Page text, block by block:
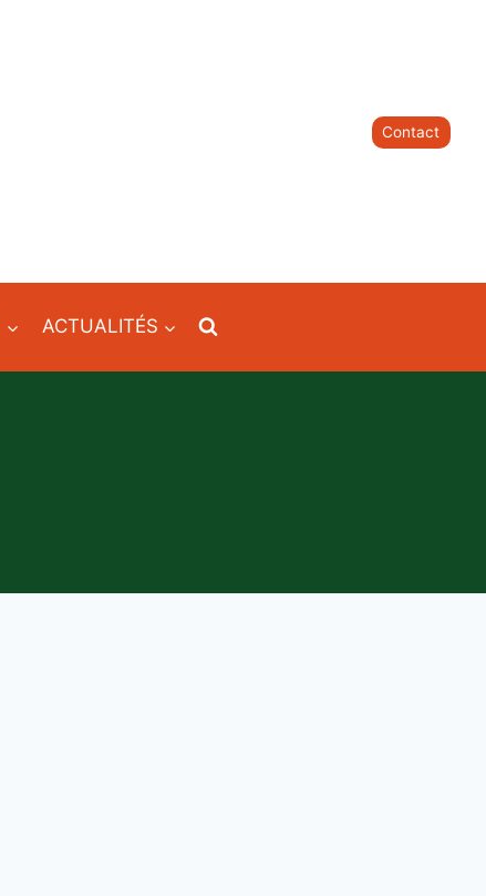
Contact
ACTUALITÉS